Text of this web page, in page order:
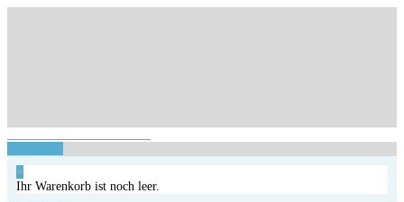
Login Formular
×
Ihr Warenkorb ist noch leer.